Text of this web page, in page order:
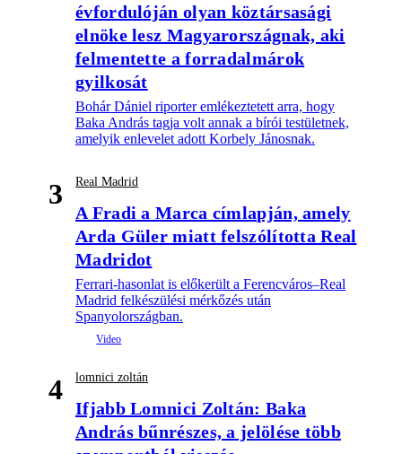
évfordulóján olyan köztársasági
elnöke lesz Magyarországnak, aki
felmentette a forradalmárok
gyilkosát
Bohár Dániel riporter emlékeztetett arra, hogy
Baka András tagja volt annak a bírói testületnek,
amelyik enlevelet adott Korbely Jánosnak.
3 Real Madrid
A Fradi a Marca címlapján, amely
Arda Güler miatt felszólította Real
Madridot
Ferrari-hasonlat is előkerült a Ferencváros–Real
Madrid felkészülési mérkőzés után
Spanyolországban.
4 lomnici zoltán
Ifjabb Lomnici Zoltán: Baka
András bűnrészes, a jelölése több